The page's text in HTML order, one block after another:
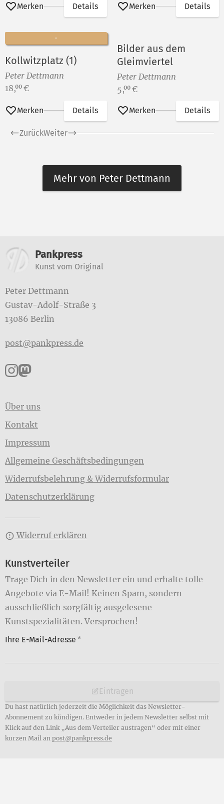
Merken Details Merken Details
Kollwitzplatz (1)
Peter Dettmann
Preis:
18,00 €
Merken Details
Bilder aus dem
Gleimviertel
Peter Dettmann
Preis:
5,00 €
Merken Details
ZurückWeiter
Mehr von Peter Dettmann
Weitere Informationen
Pankpress
Kunst vom Original
Peter Dettmann
Gustav-Adolf-Straße 3
13086 Berlin
post@pankpress.de
Pankpress auf Instagram
Pankpress auf Mastodon
Über uns
Kontakt
Impressum
Allgemeine Geschäftsbedingungen
Widerrufsbelehrung & Widerrufsformular
Datenschutzerklärung
Widerruf erklären
Kunstverteiler
Trage Dich in den Newsletter ein und erhalte tolle
Angebote via E-Mail! Keinen Spam, sondern
ausschließlich sorgfältig ausgelesene
Kunstspezialitäten. Versprochen!
Ihre E-Mail-Adresse *
Eintragen
Du hast natürlich jederzeit die Möglichkeit das Newsletter-
Abonnement zu kündigen. Entweder in jedem Newsletter selbst mit
Klick auf den Link „Aus dem Verteiler austragen“ oder mit einer
kurzen Mail an post@pankpress.de